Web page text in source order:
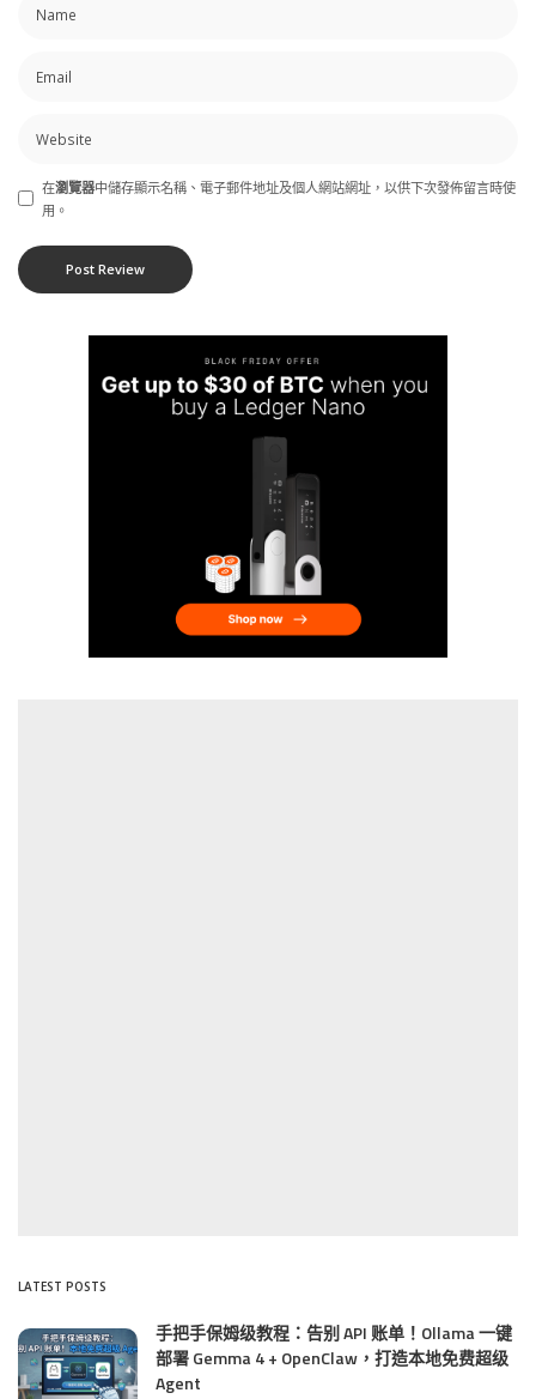
在瀏覽器中儲存顯示名稱、電子郵件地址及個人網站網址，以供下次發佈留言時使
用。
LATEST POSTS
手把手保姆级教程：告别 API 账单！Ollama 一键
部署 Gemma 4 + OpenClaw，打造本地免费超级
Agent